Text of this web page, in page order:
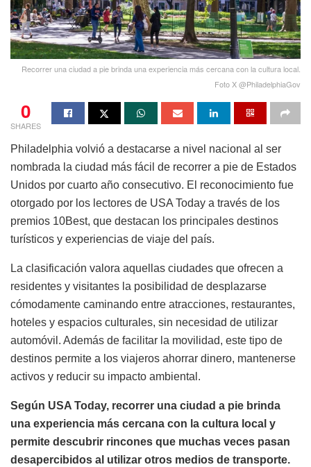
Recorrer una ciudad a pie brinda una experiencia más cercana con la cultura local.
Foto X @PhiladelphiaGov
0
SHARES
Philadelphia volvió a destacarse a nivel nacional al ser
nombrada la ciudad más fácil de recorrer a pie de Estados
Unidos por cuarto año consecutivo. El reconocimiento fue
otorgado por los lectores de USA Today a través de los
premios 10Best, que destacan los principales destinos
turísticos y experiencias de viaje del país.
La clasificación valora aquellas ciudades que ofrecen a
residentes y visitantes la posibilidad de desplazarse
cómodamente caminando entre atracciones, restaurantes,
hoteles y espacios culturales, sin necesidad de utilizar
automóvil. Además de facilitar la movilidad, este tipo de
destinos permite a los viajeros ahorrar dinero, mantenerse
activos y reducir su impacto ambiental.
Según USA Today, recorrer una ciudad a pie brinda
una experiencia más cercana con la cultura local y
permite descubrir rincones que muchas veces pasan
desapercibidos al utilizar otros medios de transporte.